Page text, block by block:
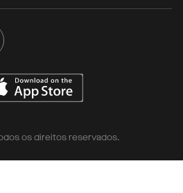
os direitos reservados.